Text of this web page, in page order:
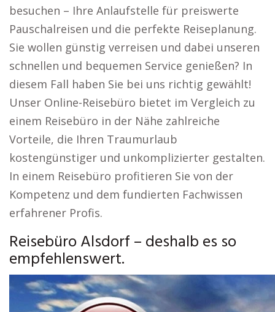
besuchen – Ihre Anlaufstelle für preiswerte
Pauschalreisen und die perfekte Reiseplanung.
Sie wollen günstig verreisen und dabei unseren
schnellen und bequemen Service genießen? In
diesem Fall haben Sie bei uns richtig gewählt!
Unser Online-Reisebüro bietet im Vergleich zu
einem Reisebüro in der Nähe zahlreiche
Vorteile, die Ihren Traumurlaub
kostengünstiger und unkomplizierter gestalten.
In einem Reisebüro profitieren Sie von der
Kompetenz und dem fundierten Fachwissen
erfahrener Profis.
Reisebüro Alsdorf – deshalb es so
empfehlenswert.